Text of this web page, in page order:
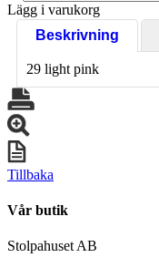
Lägg i varukorg
Beskrivning
29 light pink
Tillbaka
Vår butik
Stolpahuset AB